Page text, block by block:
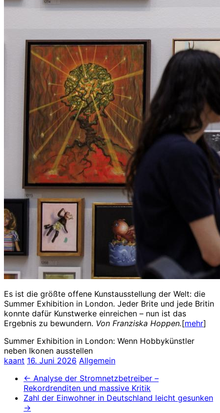
Es ist die größte offene Kunstausstellung der Welt: die
Summer Exhibition in London. Jeder Brite und jede Britin
konnte dafür Kunstwerke einreichen – nun ist das
Ergebnis zu bewundern. Von Franziska Hoppen.[mehr]
Summer Exhibition in London: Wenn Hobbykünstler
neben Ikonen ausstellen
kaant 16. Juni 2026 Allgemein
← Analyse der Stromnetzbetreiber –
Rekordrenditen und massive Kritik
Zahl der Einwohner in Deutschland leicht gesunken
→